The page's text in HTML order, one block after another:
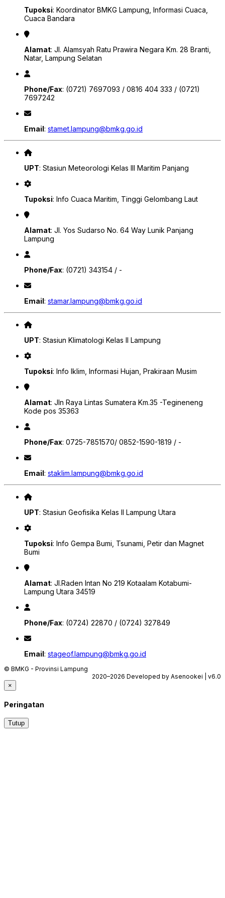
Tupoksi: Koordinator BMKG Lampung, Informasi Cuaca,
Cuaca Bandara
Alamat: Jl. Alamsyah Ratu Prawira Negara Km. 28 Branti,
Natar, Lampung Selatan
Phone/Fax: (0721) 7697093 / 0816 404 333 / (0721)
7697242
Email: stamet.lampung@bmkg.go.id
UPT: Stasiun Meteorologi Kelas III Maritim Panjang
Tupoksi: Info Cuaca Maritim, Tinggi Gelombang Laut
Alamat: Jl. Yos Sudarso No. 64 Way Lunik Panjang
Lampung
Phone/Fax: (0721) 343154 / -
Email: stamar.lampung@bmkg.go.id
UPT: Stasiun Klimatologi Kelas II Lampung
Tupoksi: Info Iklim, Informasi Hujan, Prakiraan Musim
Alamat: Jln Raya Lintas Sumatera Km.35 -Tegineneng
Kode pos 35363
Phone/Fax: 0725-7851570/ 0852-1590-1819 / -
Email: staklim.lampung@bmkg.go.id
UPT: Stasiun Geofisika Kelas II Lampung Utara
Tupoksi: Info Gempa Bumi, Tsunami, Petir dan Magnet
Bumi
Alamat: Jl.Raden Intan No 219 Kotaalam Kotabumi-
Lampung Utara 34519
Phone/Fax: (0724) 22870 / (0724) 327849
Email: stageof.lampung@bmkg.go.id
© BMKG - Provinsi Lampung
2020–2026 Developed by Asenookei | v6.0
×
Peringatan
Tutup